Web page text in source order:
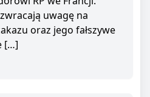
uwagę na
oraz jego fałszywe
[…]